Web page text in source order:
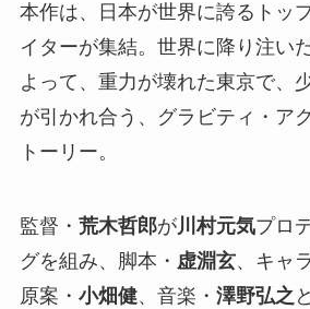
本作は、日本が世界に誇るトッ
イターが集結。世界に降り注い
よって、重力が壊れた東京で、
が引かれ合う、グラビティ・ア
トーリー。
監督・ 荒木哲郎が川村元気プロ
グを組み、脚本・ 虚淵玄、キャ
原案・ 小畑健、音楽・ 澤野弘之